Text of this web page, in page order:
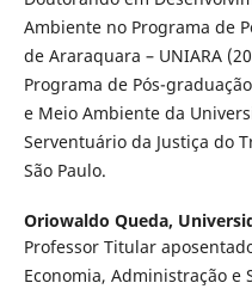
Ambiente no Programa de
de Araraquara – UNIARA
Programa de Pós-
e Meio Ambiente da
Serventuário da Justiça do
São Paulo.
Oriowaldo Queda,
Professor Titular
Economia, Administração e